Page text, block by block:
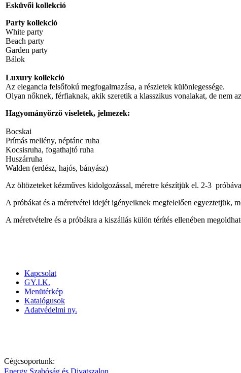
Esküvői kollekció
Party kollekció
White party
Beach party
Garden party
Bálok
Luxury kollekció
Az elegancia felsőfokú megfogalmazása, a részletek különlegessége.
Olyan nőknek, férfiaknak, akik szeretik a klasszikus vonalakat, de nem
Hagyományőrző viseletek, jelmezek:
Bocskai
Prímás mellény, néptánc ruha
Kocsisruha, fogathajtó ruha
Huszárruha
Walden (erdész, hajós, bányász)
Az öltözeteket kézműves kidolgozással, méretre készítjük el. 2-3
A próbákat és a méretvétel idejét igényeiknek megfelelően egyeztetjük,
A méretvételre és a próbákra a kiszállás külön térítés ellenében
Kapcsolat
GY.I.K.
Menütérkép
Katalógusok
Adatvédelmi ny.
Cégcsoportunk:
Energy Szabóság és Divatszalon